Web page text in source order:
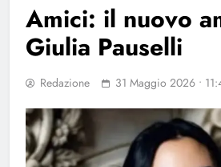
Amici: il nuovo
Giulia Pauselli
Redazione 31 Maggio 2026 •